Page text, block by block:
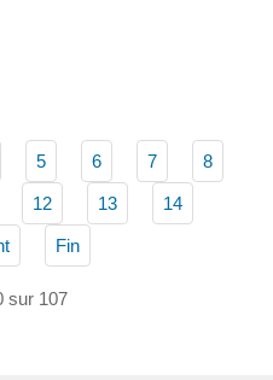
5 6 7 8
12 13 14
Fin
sur 107